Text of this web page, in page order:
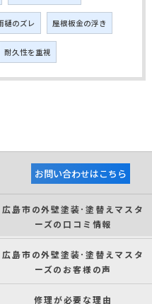
樋のズレ 屋根板金の浮き
耐久性を重視
お問い合わせはこちら
広島市の外壁塗装･塗替えマスタ
ーズの口コミ情報
広島市の外壁塗装･塗替えマスタ
ーズのお客様の声
修理が必要な理由